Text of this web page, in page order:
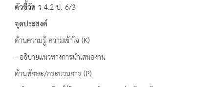
ตัวชี้วัด ว 4.2 ป. 6/3
จุดประสงค์
ด้านความรู้ ความเข้าใจ (K)
- อธิบายแนวทางการนำเสนองาน
ด้านทักษะ/กระบวนการ (P)